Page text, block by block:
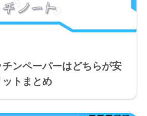
ンペーパーはどちらが安
トまとめ